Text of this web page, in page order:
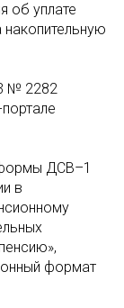
об уплате
№ 2282
ДСВ–1
в
формат